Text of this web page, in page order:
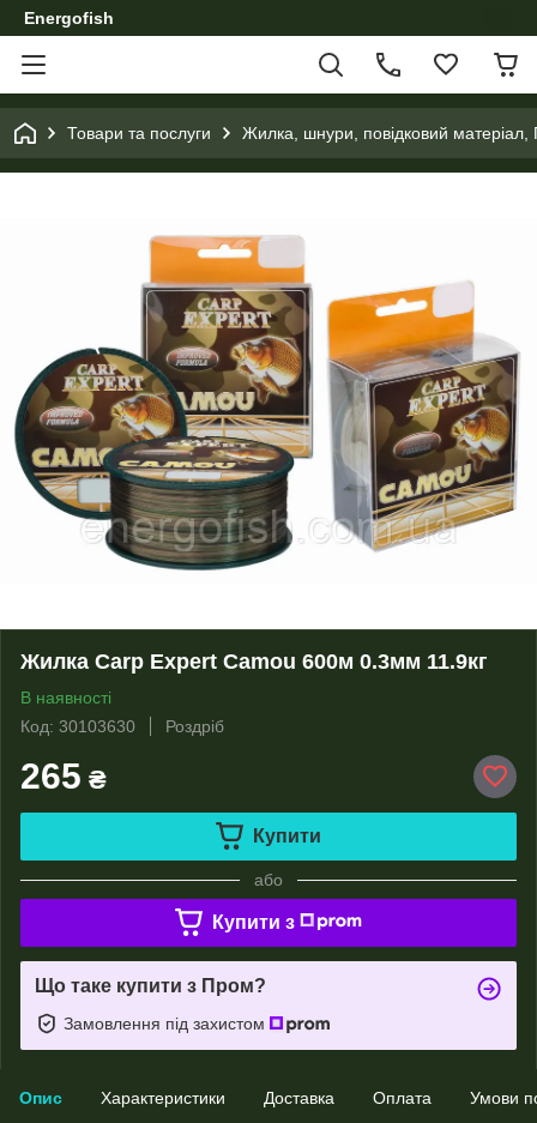
Energofish
Товари та послуги Жилка, шнури, повідковий
Жилка Carp Expert Camou 600м 0.3мм 11.9кг
В наявності
Код: 30103630
Роздріб
265 ₴
Купити
або
Купити з
Що таке купити з Пром?
Замовлення під захистом
Опис Характеристики Доставка Оплата Умови